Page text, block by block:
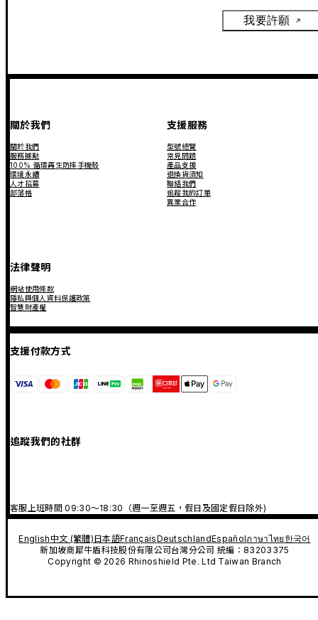
我要許願
關於我們
關於我們
服務據點
100% 循環再生防摔手機殼
環境永續
人才招募
部落格
支援服務
型號總覽
常見問題
產品支援
退換貨須知
聯絡我們
追蹤我的訂單
異業合作
法律聲明
網站使用條款
隱私與個人資料保護政策
智慧財產權
支援付款方式
追蹤我們的社群
客服上班時間 09:30～18:30（週一至週五，假日及國定假日除外)
English中文 (繁體)日本語FrançaisDeutschlandEspañolภาษาไทย 한국어
新加坡商犀牛盾科技股份有限公司台灣分公司 統編：83203375
Copyright © 2026 Rhinoshield Pte. Ltd Taiwan Branch